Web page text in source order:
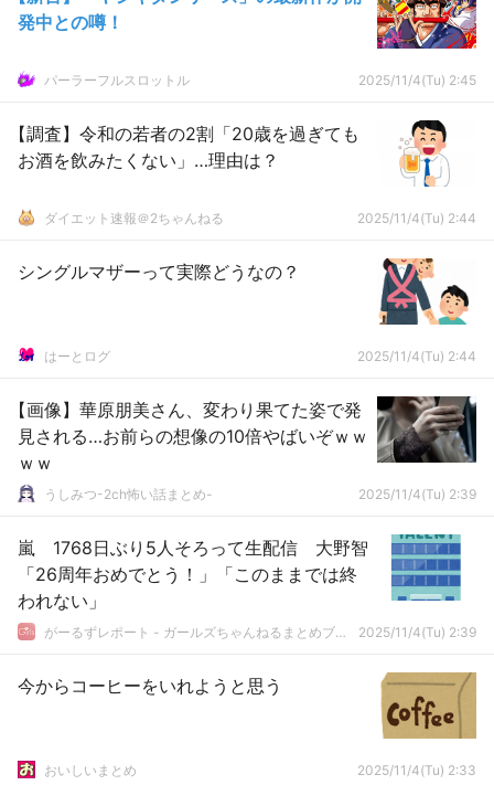
発中との噂！
パーラーフルスロットル 2025/11/4(Tu) 2:45
【調査】令和の若者の2割「20歳を過ぎても
お酒を飲みたくない」…理由は？
ダイエット速報＠2ちゃんねる 2025/11/4(Tu) 2:44
シングルマザーって実際どうなの？
はーとログ 2025/11/4(Tu) 2:44
【画像】華原朋美さん、変わり果てた姿で発
見される…お前らの想像の10倍やばいぞｗｗ
ｗｗ
うしみつ-2ch怖い話まとめ- 2025/11/4(Tu) 2:39
嵐 1768日ぶり5人そろって生配信 大野智
「26周年おめでとう！」「このままでは終
われない」
がーるずレポート - ガールズちゃんねるまとめブログ 2025/11/4(Tu) 2:39
今からコーヒーをいれようと思う
おいしいまとめ 2025/11/4(Tu) 2:33